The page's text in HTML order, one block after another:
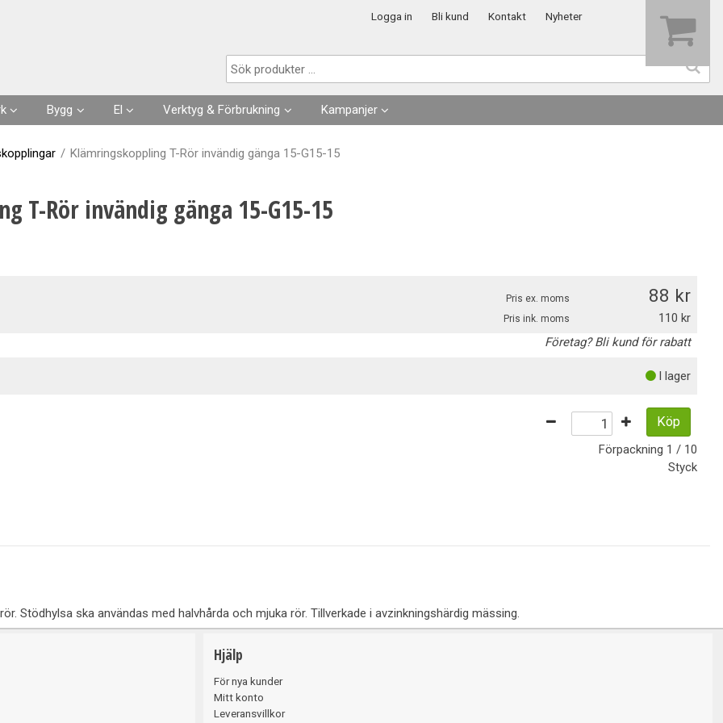
Logga in Bli kund Kontakt Nyheter
Bygg
Husgrunder
El
Kabel
Skarvsladdar, stickproppar
Verktyg & Förbrukning
Förbrukningsvaror
Kläder
Kampanjer
/ Klämringskoppling T-Rör invändig gänga 15-G15-15
T-Rör invändig gänga 15-G15-15
Pris ex. moms 88
Pris ink. moms
110
Företag? Bli kund för rabatt
I lager
Köp
Förpackning 1 / 10
Styck
Stödhylsa ska användas med halvhårda och mjuka rör. Tillverkade i avzinkningshärdig mässing.
Hjälp
För nya kunder
Mitt konto
Leveransvillkor